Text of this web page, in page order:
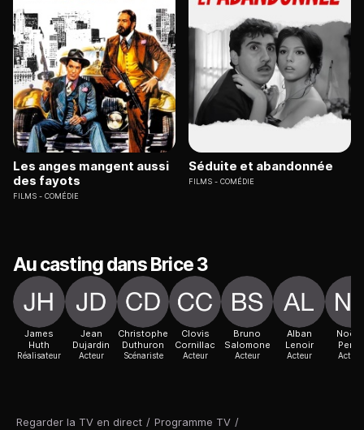
Regarder la TV en direct / Programme TV /
Les anges mangent aussi
des fayots
FILMS COMÉDIE
Séduite et abandonnée
FILMS COMÉDIE
Au casting dans Brice 3
James
Huth
Réalisateur
Jean
Dujardin
Acteur
Christophe
Duthuron
Scénariste
Clovis
Cornillac
Acteur
Bruno
Salomone
Acteur
Alban
Lenoir
Acteur
Perna
Actrice